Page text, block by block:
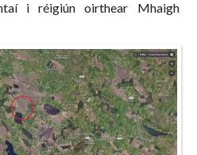
i réigiún oirthear Mhaigh